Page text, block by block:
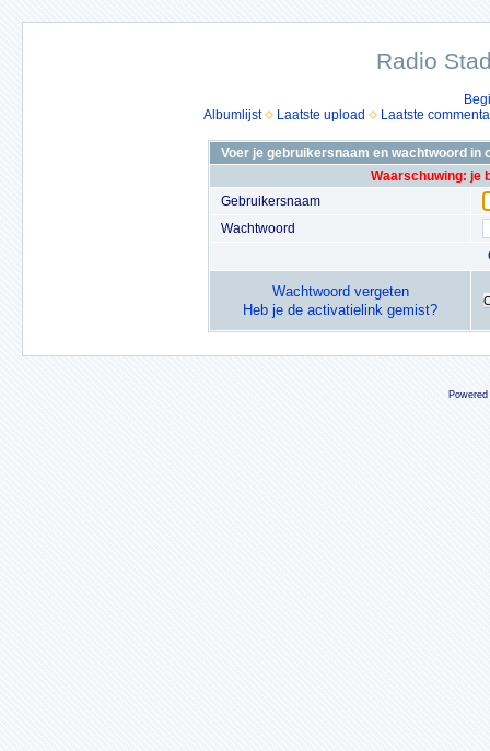
Radio
Albumlijst
Laatste upload Laatste
Voer je gebruikersnaam en wachtwoord in
Waarschuwing: je
Gebruikersnaam
Wachtwoord
Wachtwoord vergeten
Heb je de activatielink gemist?